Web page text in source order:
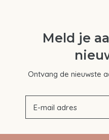
Meld je
Ontvang de nieuwste